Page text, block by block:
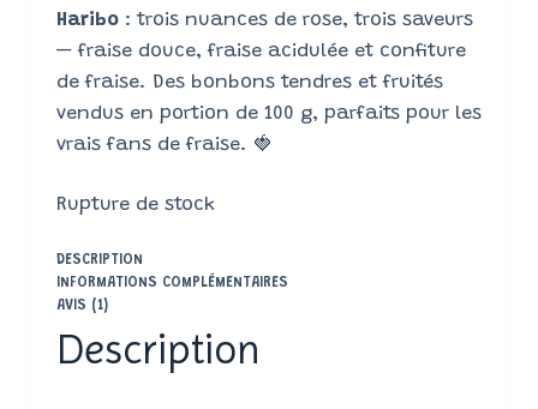
Haribo: trois nuances de rose, trois saveurs
— fraise douce, fraise acidulée et confiture
de fraise. Des bonbons tendres et fruités
vendus en portion de 100 g, parfaits pour les
vrais fans de fraise. 🍓
Rupture de stock
DESCRIPTION
INFORMATIONS COMPLÉMENTAIRES
AVIS (1)
Description